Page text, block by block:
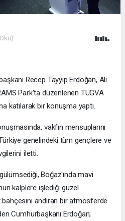
Recep Tayyip Erdoğan, Ali
Park'ta düzenlenen TÜGVA
katılarak bir konuşma yaptı.
vakfın mensuplarını
genelindeki tüm gençlere ve
iletti.
Boğaz'ında mavi
kalplere işlediği güzel
andıran bir atmosferde
Cumhurbaşkanı Erdoğan;